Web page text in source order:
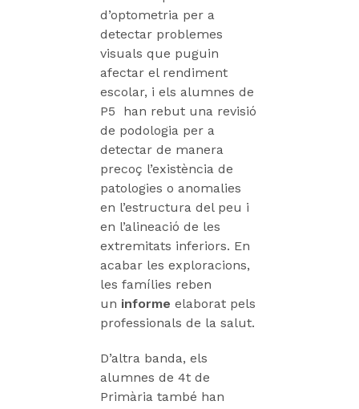
d’optometria per a
detectar problemes
visuals que puguin
afectar el rendiment
escolar, i els alumnes de
P5 han rebut una revisió
de podologia per a
detectar de manera
precoç l’existència de
patologies o anomalies
en l’estructura del peu i
en l’alineació de les
extremitats inferiors. En
acabar les exploracions,
les famílies reben
un informe elaborat pels
professionals de la salut.
D’altra banda, els
alumnes de 4t de
Primària també han